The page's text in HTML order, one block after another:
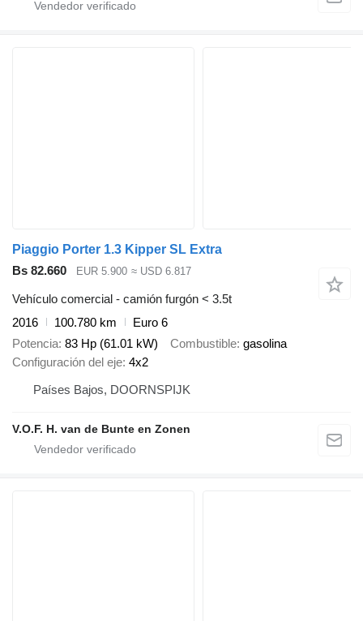
Piaggio Porter 1.3 Kipper SL Extra
Bs 82.660
EUR 5.900 ≈ USD 6.817
Vehículo comercial - camión furgón < 3.5t
2016
100.780 km
Euro 6
Potencia 83 Hp (61.01 kW) Combustible gasolina
Configuración del eje 4x2
Países Bajos, DOORNSPIJK
V.O.F. H. van de Bunte en Zonen